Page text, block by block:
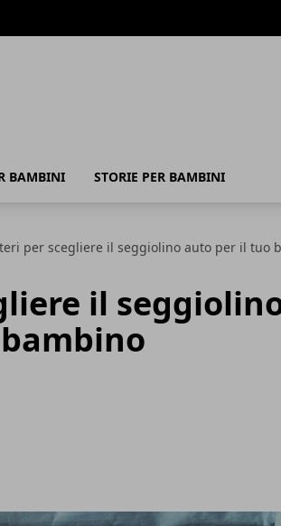
BAMBINI STORIE PER BAMBINI
per scegliere il seggiolino auto per il tuo
il